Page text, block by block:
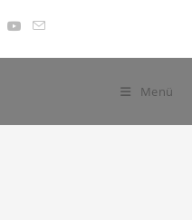
Menü